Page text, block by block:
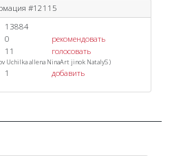
#12115
13884
0
рекомендовать
11 голосовать
Uchilkaallena NinaArtjinok NatalyS)
1 добавить